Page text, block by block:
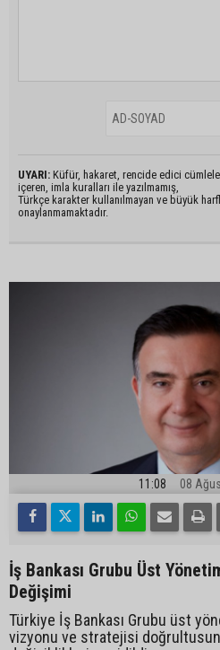
UYARI: Küfür, hakaret, rencide edici
içeren, imla kuralları ile yazılmamış,
Türkçe karakter kullanılmayan ve büyük
onaylanmamaktadır.
11:08 08
İş Bankası Grubu Üst
Değişimi
Türkiye İş Bankası Grubu üst
vizyonu ve stratejisi